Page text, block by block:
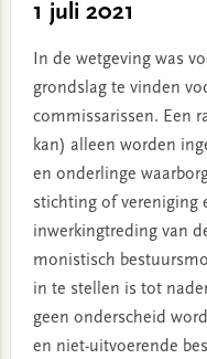
1 juli 2021
In de wetgeving was
grondslag te vinden
commissarissen. Een
kan) alleen worden
en onderlinge
stichting of vereniging
inwerkingtreding van
monistisch
in te stellen is tot
geen onderscheid
en niet-uitvoerende